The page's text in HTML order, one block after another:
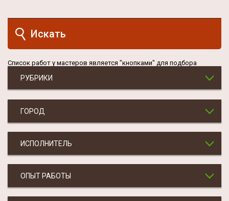
Список работ у мастеров является "кнопками" для подбора
РУБРИКИ
ГОРОД
ИСПОЛНИТЕЛЬ
ОПЫТ РАБОТЫ